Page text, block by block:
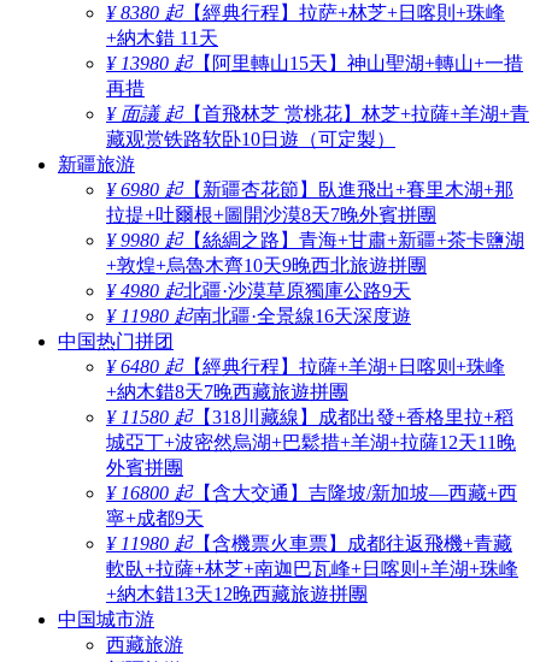
¥ 8380 起【經典行程】拉萨+林芝+日喀則+珠峰
+納木錯 11天
¥ 13980 起【阿里轉山15天】神山聖湖+轉山+一措
再措
¥ 面議 起【首飛林芝 赏桃花】林芝+拉薩+羊湖+青
藏观赏铁路软卧10日遊（可定製）
新疆旅游
¥ 6980 起【新疆杏花節】臥進飛出+賽里木湖+那
拉提+吐爾根+圖開沙漠8天7晚外賓拼團
¥ 9980 起【絲綢之路】青海+甘肅+新疆+茶卡鹽湖
+敦煌+烏魯木齊10天9晚西北旅遊拼團
¥ 4980 起北疆·沙漠草原獨庫公路9天
¥ 11980 起南北疆·全景線16天深度遊
中国热门拼团
¥ 6480 起【經典行程】拉薩+羊湖+日喀则+珠峰
+納木錯8天7晚西藏旅遊拼團
¥ 11580 起【318川藏線】成都出發+香格里拉+稻
城亞丁+波密然烏湖+巴鬆措+羊湖+拉薩12天11晚
外賓拼團
¥ 16800 起【含大交通】吉隆坡/新加坡—西藏+西
寧+成都9天
¥ 11980 起【含機票火車票】成都往返飛機+青藏
軟臥+拉薩+林芝+南迦巴瓦峰+日喀则+羊湖+珠峰
+納木錯13天12晚西藏旅遊拼團
中国城市游
西藏旅游